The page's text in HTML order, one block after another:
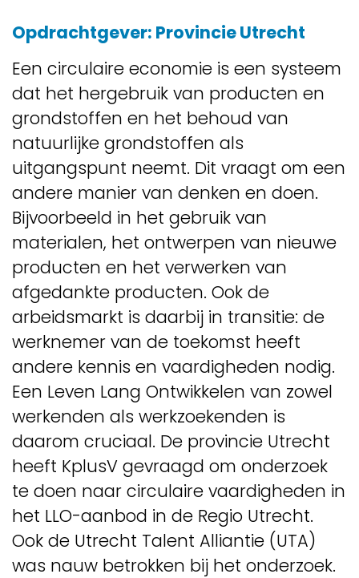
Opdrachtgever: Provincie Utrecht
Een circulaire economie is een systeem
dat het hergebruik van producten en
grondstoffen en het behoud van
natuurlijke grondstoffen als
uitgangspunt neemt. Dit vraagt om een
andere manier van denken en doen.
Bijvoorbeeld in het gebruik van
materialen, het ontwerpen van nieuwe
producten en het verwerken van
afgedankte producten. Ook de
arbeidsmarkt is daarbij in transitie: de
werknemer van de toekomst heeft
andere kennis en vaardigheden nodig.
Een Leven Lang Ontwikkelen van zowel
werkenden als werkzoekenden is
daarom cruciaal. De provincie Utrecht
heeft KplusV gevraagd om onderzoek
te doen naar circulaire vaardigheden in
het LLO-aanbod in de Regio Utrecht.
Ook de Utrecht Talent Alliantie (UTA)
was nauw betrokken bij het onderzoek.